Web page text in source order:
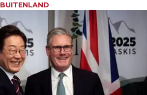
BUITENLAND